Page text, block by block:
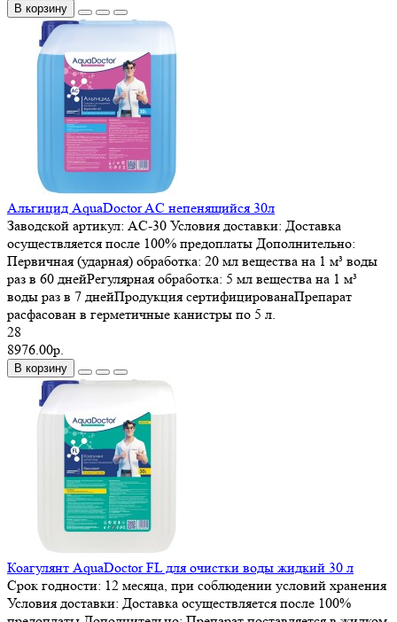
В корзину
Альгицид AquaDoctor AC непенящийся 30л
Заводской артикул: AC-30 Условия доставки: Доставка
осуществляется после 100% предоплаты Дополнительно:
Первичная (ударная) обработка: 20 мл вещества на 1 м³ воды
раз в 60 днейРегулярная обработка: 5 мл вещества на 1 м³
воды раз в 7 днейПродукция сертифицированаПрепарат
расфасован в герметичные канистры по 5 л.
28
8976.00р.
В корзину
Коагулянт AquaDoctor FL для очистки воды жидкий 30 л
Срок годности: 12 месяца, при соблюдении условий хранения
Условия доставки: Доставка осуществляется после 100%